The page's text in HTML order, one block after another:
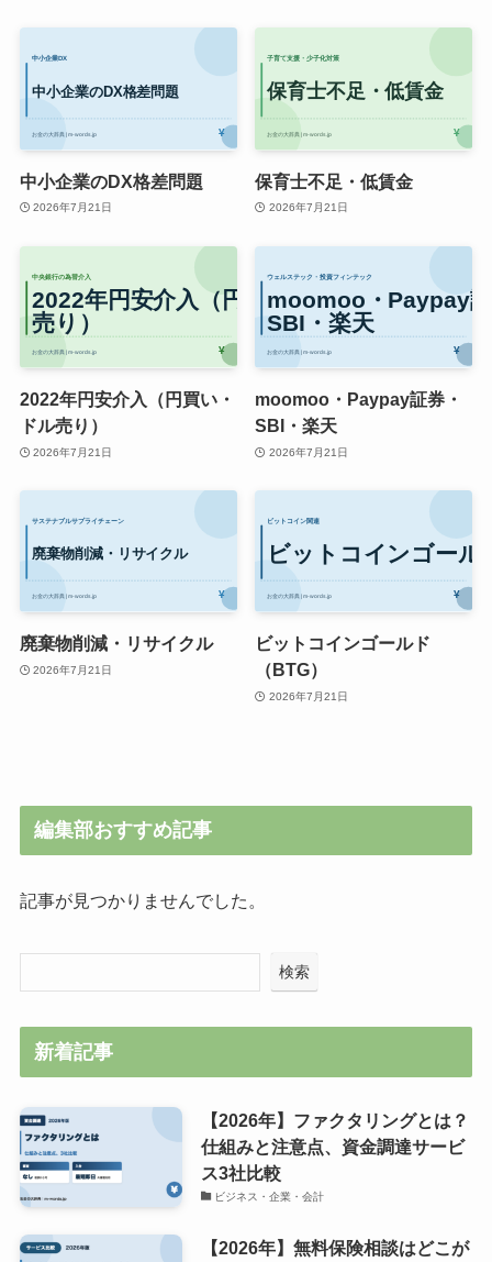
中小企業のDX格差問題
2026年7月21日
保育士不足・低賃金
2026年7月21日
2022年円安介入（円買い・
ドル売り）
2026年7月21日
moomoo・Paypay証券・
SBI・楽天
2026年7月21日
廃棄物削減・リサイクル
2026年7月21日
ビットコインゴールド
（BTG）
2026年7月21日
編集部おすすめ記事
記事が見つかりませんでした。
検索
新着記事
【2026年】ファクタリングとは？
仕組みと注意点、資金調達サービ
ス3社比較
ビジネス・企業・会計
【2026年】無料保険相談はどこが